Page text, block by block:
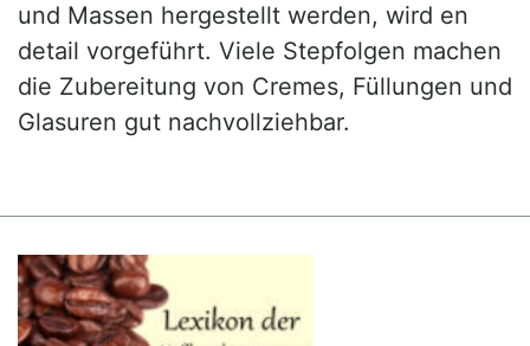
und Massen hergestellt werden, wird en
detail vorgeführt. Viele Stepfolgen machen
die Zubereitung von Cremes, Füllungen und
Glasuren gut nachvollziehbar.